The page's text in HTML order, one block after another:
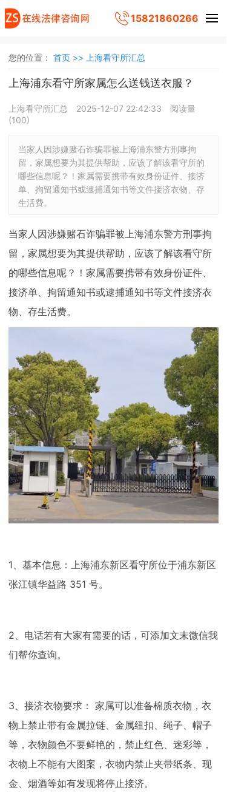
15821860266
您的位置： 首页 >> 上海看守所汇总
上海浦东看守所家属怎么送钱送衣服？
上海看守所汇总 2025-12-07 22:42:33
阅读量
(100)
当家人因涉嫌赌石诈骗罪被上海浦东警方刑事拘
留，家属想要为其提供帮助，应该了解该看守所的
哪些信息呢？！家属需要携带有效身份证件、接济
单、拘留通知书或逮捕通知书等文件接济衣物、存
生活费。
当家人因涉嫌赌石诈骗罪被上海浦东警方刑事拘
留，家属想要为其提供帮助，应该了解该看守所
的哪些信息呢？！家属需要携带有效身份证件、
接济单、拘留通知书或逮捕通知书等文件接济衣
物、存生活费。
1、基本信息：上海浦东新区看守所位于浦东新区
张江镇华益路 351 号。
2、电话若有大家有需要的话，可添加文末微信我
们帮你查询。
3、接济衣物要求： 家属可以准备棉质衣物，衣
物上禁止带有金属拉链、金属纽扣、绳子、帽子
等，衣物颜色不要鲜艳的，禁止红色、迷彩等，
衣物上不能有大图案，衣物内禁止夹带纸条、现
金、烟酒等如有发现将停止接济。